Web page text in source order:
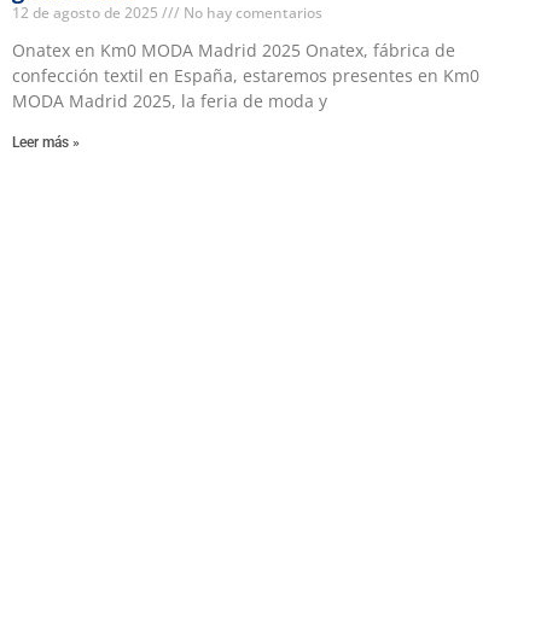
12 de agosto de 2025 No hay comentarios
Onatex en Km0 MODA Madrid 2025 Onatex, fábrica de
confección textil en España, estaremos presentes en Km0
MODA Madrid 2025, la feria de moda y
Leer más »